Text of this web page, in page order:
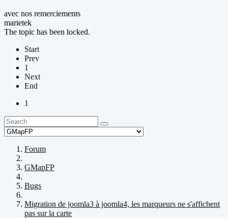
avec nos remerciements
marietek
The topic has been locked.
Start
Prev
1
Next
End
1
Forum
GMapFP
Bugs
Migration de joomla3 à joomla4, les marqueurs ne s'affichent
pas sur la carte